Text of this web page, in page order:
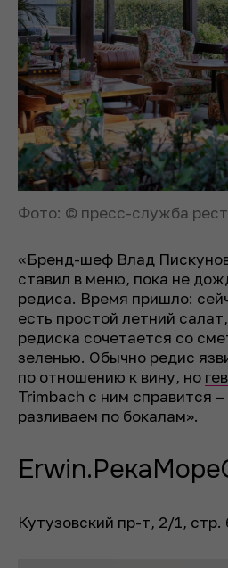
Фото: © пресс-служба
«Бренд-шеф Влад
ставил в меню, пока не
редиса. Время пришло:
есть простой летний
редиска сочетается со
зеленью. Обычно редис
по отношению к вину, но
Trimbach с ним справится
разливаем по бокалам».
Кутузовский пр-т, 2/1, стр.